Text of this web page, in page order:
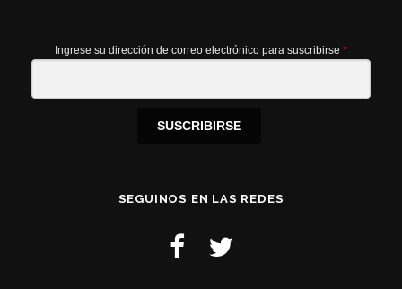
Ingrese su dirección de correo electrónico para suscribirse *
SUSCRIBIRSE
SEGUINOS EN LAS REDES